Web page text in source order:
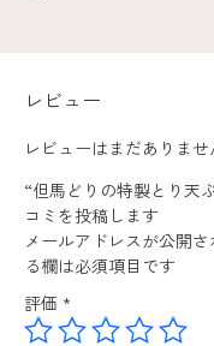
レビュー
レビューはまだありませ
“但馬どりの特製とり天
コミを投稿します
メールアドレスが公開さ
る欄は必須項目です
評価 *